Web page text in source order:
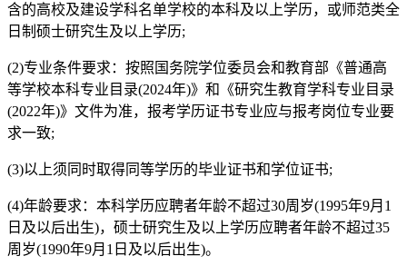
含的高校及建设学科名单学校的本科及以上学历，或师范类全
日制硕士研究生及以上学历;
(2)专业条件要求：按照国务院学位委员会和教育部《普通高
等学校本科专业目录(2024年)》和《研究生教育学科专业目录
(2022年)》文件为准，报考学历证书专业应与报考岗位专业要
求一致;
(3)以上须同时取得同等学历的毕业证书和学位证书;
(4)年龄要求：本科学历应聘者年龄不超过30周岁(1995年9月1
日及以后出生)，硕士研究生及以上学历应聘者年龄不超过35
周岁(1990年9月1日及以后出生)。